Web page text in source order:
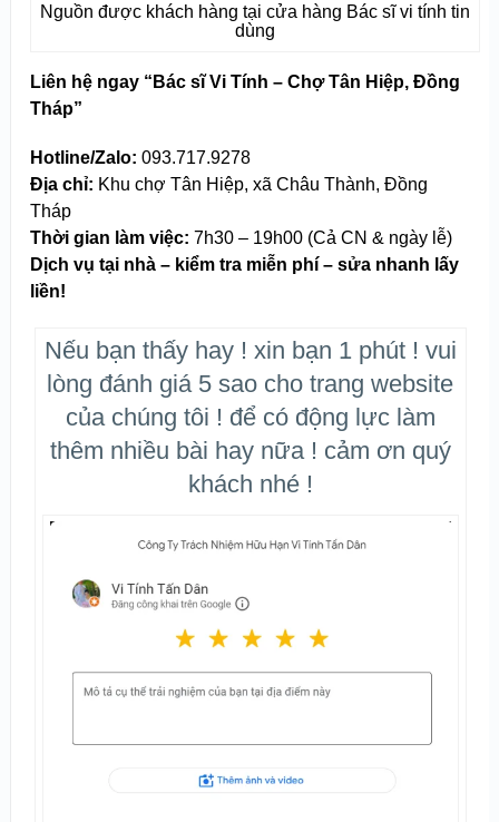
Nguồn được khách hàng tại cửa hàng Bác sĩ vi tính tin
dùng
Liên hệ ngay “Bác sĩ Vi Tính – Chợ Tân Hiệp, Đồng
Tháp”
Hotline/Zalo: 093.717.9278
Địa chỉ: Khu chợ Tân Hiệp, xã Châu Thành, Đồng
Tháp
Thời gian làm việc: 7h30 – 19h00 (Cả CN & ngày lễ)
Dịch vụ tại nhà – kiểm tra miễn phí – sửa nhanh lấy
liền!
Nếu bạn thấy hay ! xin bạn 1 phút ! vui
lòng đánh giá 5 sao cho trang website
của chúng tôi ! để có động lực làm
thêm nhiều bài hay nữa ! cảm ơn quý
khách nhé !